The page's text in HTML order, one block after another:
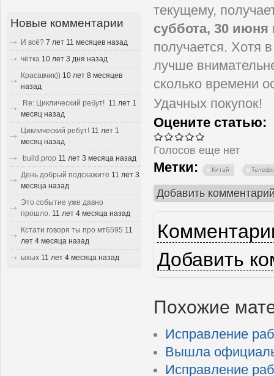
текущему,
суббота, 30 июня
получается. Хотя
лучше
сколько времени
Удачных покупок!
Оцените статью:
Голосов еще нет
Метки: Китай
Добавить
Добавить
Похожие
Исправление
Вышла
Исправление
Новые комментарии
И всё? 7 лет 11 месяцев назад
чётка 10 лет 3 дня назад
Красавчик)) 10 лет 8 месяцев
назад
Re: Циклический ребут! 11 лет 1
месяц назад
Циклический ребут! 11 лет 1
месяц назад
build.prop 11 лет 3 месяца назад
День добрый подскажите 11 лет 3
месяца назад
Это событие уже давно
прошло. 11 лет 4 месяца назад
Кстати говоря ты про мт6595 11
лет 4 месяца назад
ыхых 11 лет 4 месяца назад